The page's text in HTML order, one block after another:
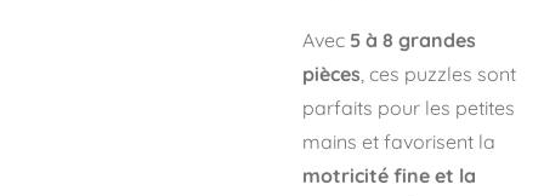
Avec 5 à 8 grandes
pièces, ces puzzles sont
parfaits pour les petites
mains et favorisent la
motricité fine et la